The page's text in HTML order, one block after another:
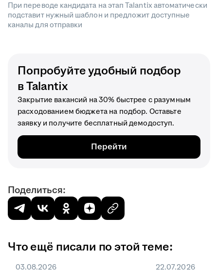
При переводе кандидата на этап Talantix автоматически
подставит нужный шаблон и предложит доступные
каналы для отправки
Попробуйте удобный подбор
в Talantix
Закрытие вакансий на 30% быстрее с разумным
расходованием бюджета на подбор. Оставьте
заявку и получите бесплатный демодоступ.
Перейти
Поделиться:
Что ещё писали по этой теме:
03.08.2026 22.07.2026